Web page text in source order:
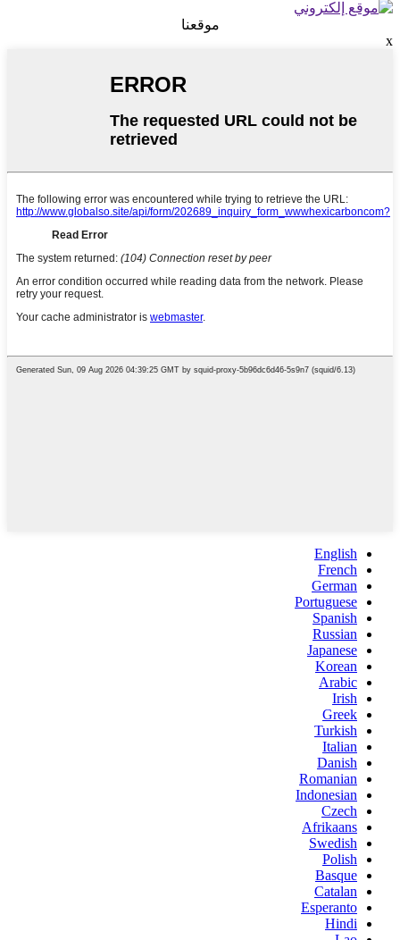
موقعنا
x
English
French
German
Portuguese
Spanish
Russian
Japanese
Korean
Arabic
Irish
Greek
Turkish
Italian
Danish
Romanian
Indonesian
Czech
Afrikaans
Swedish
Polish
Basque
Catalan
Esperanto
Hindi